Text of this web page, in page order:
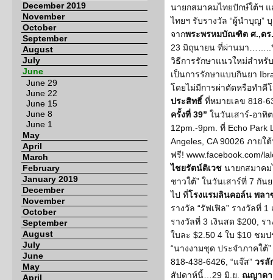
December 2019
November
October
September
August
July
June
June 29
June 22
June 15
June 8
June 1
May
April
March
February
January 2019
December
November
October
September
August
July
June
May
April
นายกสมาคมไทยปักษ์ใต้ฯ
ไทยฯ รับรางวัล “ผู้นำบุญ
จากพระพรหมบัณฑิต ศ.,ดร.
23 มิถุนายน ที่ผ่านมา
วิธีการรักษาแนวใหม่สำหรั
เป็นการรักษาแบบกินยา
โดยไม่มีการผ่าตัดหรือทำคี
ประสิทธิ์ ที่หมายเลข 818-
ครั้งที่ 39” ในวันเสาร์-อาทิ
12pm.-9pm. ที่ Echo Park
Angeles, CA 90026 ภายใ
ฟรี!
ไชยรัตน์ติเวช นายกสมาคม
ชาวใต้” ในวันเสาร์ที่ 7 กัน
ไป ที่โรงแรมลินคอล์น พลา
รางวัล “รัฟเฟิล” รางวัลที่
รางวัลที่ 3 เงินสด $200, ร
ใบละ $2.50 4 ใบ $10 ชม
“นางงามชุด ประจำภาคใต้
818-438-6426, “แจ๊ส” วร
สัปดาห์นี้…29 มิ.ย. ณญาดา